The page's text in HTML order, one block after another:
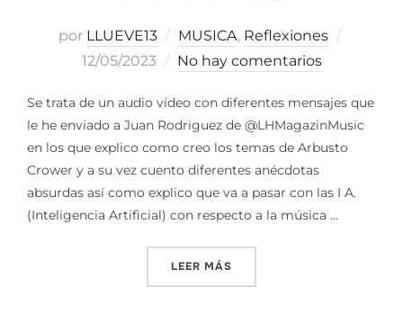
por LLUEVE13 MUSICA, Reflexiones
12/05/2023 No hay comentarios
Se trata de un audio vídeo con diferentes mensajes que
le he enviado a Juan Rodriguez de @LHMagazinMusic
en los que explico como creo los temas de Arbusto
Crower y a su vez cuento diferentes anécdotas
absurdas así como explico que va a pasar con las I A.
(Inteligencia Artificial) con respecto a la música …
LEER MÁS